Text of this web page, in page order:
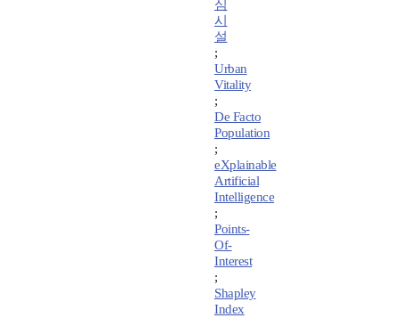
심
시
설
;
Urban
Vitality
;
De Facto
Population
;
eXplainable
Artificial
Intelligence
;
Points-
Of-
Interest
;
Shapley
Index